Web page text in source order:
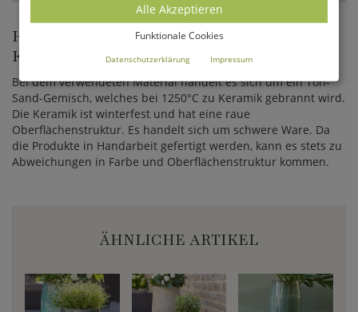
HOCHWERTIGE PFLANZGEFÄSSE AUS K
ERAMIK
Bei dem verwendeten Material handelt es sich um ein Ton-
Sand-Gemisch, welches bei 1250°C zu Keramik gebrannt wird.
Die Keramik ist winterfest und hat eine raue
Oberflächenstruktur. Es handelt sich um schwere Ware. Da
die Produkte in Handarbeit gefertigt werden, kann es stets zu
Abweichungen in Farbe und Oberflächenstruktur kommen.
ÄHNLICHE ARTIKEL
Alle Akzeptieren
Funktionale Cookies
Datenschutzerklärung Impressum